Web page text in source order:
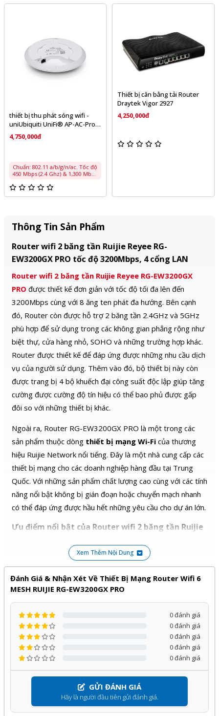
thiết bị thu phát sóng wifi -
uniUbiquiti UniFi® AP-AC-Pro
KÈM NGUỒN POE
4,750,000đ
Chuẩn: 802.11 a/b/g/n/ac. Tốc độ
450 Mbps (2.4 Ghz) & 1,300 Mbps
22 dBm / 5 Ghz 22 dBm • Bán
Omni, 3×3 MIMO • Cổng mạng: (2)
10/100/1000 Mbps & (1) USB 2.0 •
một tần số • Hỗ trợ tính năng
chuyển vùng (roaming) • Nguồn
PoE 44-57V. Hỗ trợ 802.3af,
802.3at • Số lượng tải trên 120
tháng
Thiết bị cân bằng tải Router
Draytek Vigor 2927
4,250,000đ
Thông Tin Sản Phẩm
Router wifi 2 băng tần Ruijie Reyee RG-
EW3200GX PRO tốc độ 3200Mbps, 4 cổng LAN
Router wifi 2 băng tần Ruijie Reyee RG-EW3200GX
PRO được thiết kế đơn giản với tốc độ tối đa lên đến
3200Mbps cùng với 8 ăng ten phát đa hướng. Bên cạnh
đó, Router còn được hỗ trợ 2 băng tần 2.4GHz và 5GHz
phù hợp để sử dụng trong các không gian phẳng rộng như
biệt thự, cửa hàng nhỏ, SOHO và những trường hợp khác.
Router được thiết kế để đáp ứng được những nhu cầu dịch
vụ của người sử dụng. Thêm vào đó, bộ thiết bị này còn
được trang bị 4 bộ khuếch đại công suất độc lập giúp tăng
cường được cường độ tín hiệu có thể bao phủ được gấp
đôi so với những thiết bị khác.
Ngoài ra, Router RG-EW3200GX PRO là một trong các
sản phẩm thuộc dòng thiết bị mạng Wi-Fi của thương
hiệu Ruijie Network nổi tiếng. Đây là một nhà cung cấp các
thiết bị mạng cho các doanh nghiệp hàng đầu tại Trung
Quốc. Với những sản phẩm chất lượng cao cùng với các tính
năng nổi bật không bị gián đoạn hoặc chuyển mạch nhanh
có thể đáp ứng được hầu hết những yêu cầu cho dự án lớn.
Ưu điểm nổi bật của Router wifi 2 băng tần Ruijie
Quản lý từ xa bằng Ruijie Cloud miễn phí.
Tự động tối ưu hóa hệ thống wifi bằng Ruijie cloud
Mesh nhiều bộ Wifi với nhau (kết nối tối đa 200 thiết
Tính năng Parent control cho phép kiểm soát truy cập
giám sát trẻ em, giới hạn thời gian, …
Thông số Router wifi 2 băng tần Ruijie Reyee RG-
EW3200GX PRO
Tốc độ tối đa lên đến 3200Mbps
8 Ăng ten phát đa hướng
Hỗ trợ 2 băng tần 2.4GHz và 5GHz chuẩn
Xem Thêm Nội Dung
Đánh Giá & Nhận Xét Về Thiết Bị Mạng Router Wifi 6
MESH RUIJIE RG-EW3200GX PRO
GỬI ĐÁNH GIÁ
Hãy là người đầu tiên gửi đánh giá.
0 đánh giá
0 đánh giá
0 đánh giá
0 đánh giá
0 đánh giá